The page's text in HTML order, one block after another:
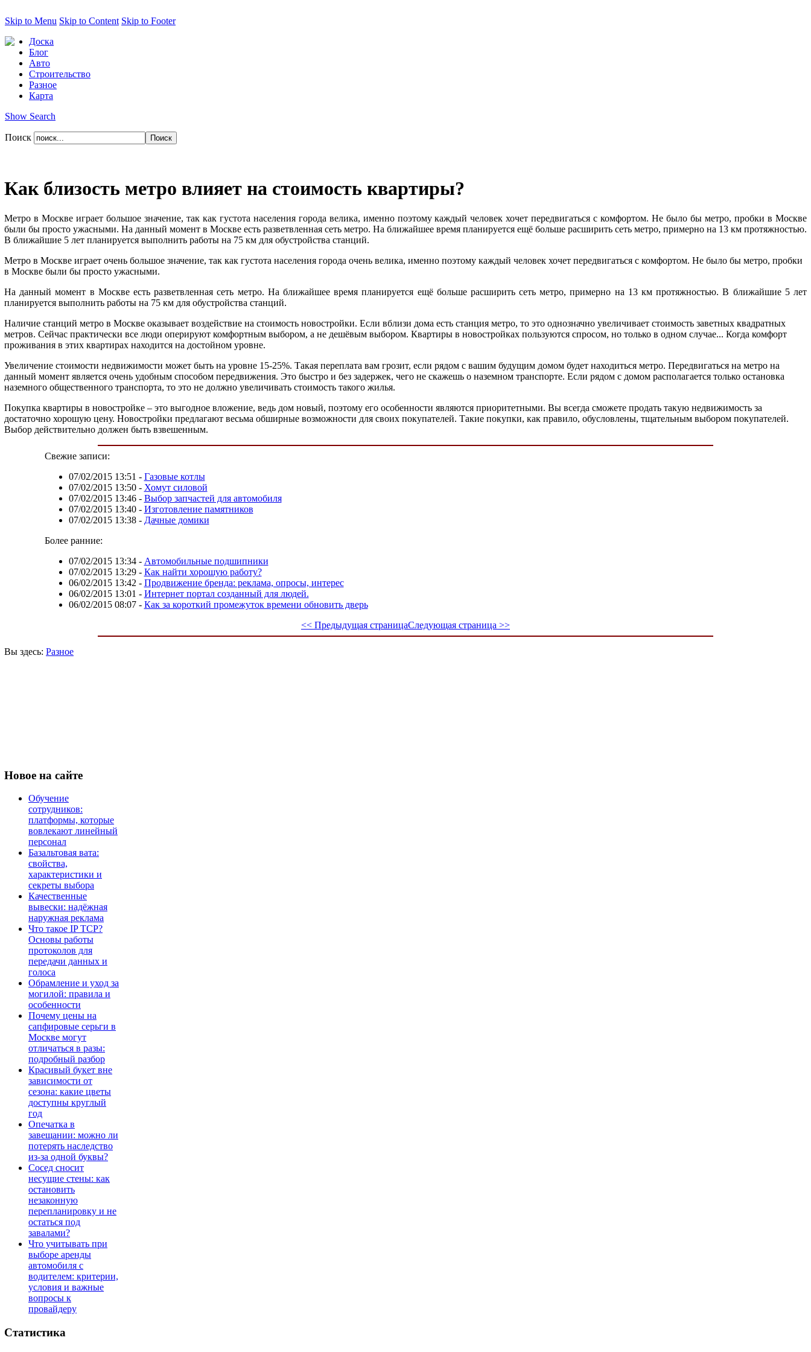
Skip to Menu Skip to Content Skip to Footer
Доска
Блог
Авто
Строительство
Разное
Карта
Show Search
Поиск
Как близость метро влияет на стоимость квартиры?
Метро в Москве играет большое значение, так как густота населения города велика, именно поэтому каждый человек хочет передвигаться с комфортом. Не было бы метро, пробки в Москве
были бы просто ужасными. На данный момент в Москве есть разветвленная сеть метро. На ближайшее время планируется ещё больше расширить сеть метро, примерно на 13 км протяжностью.
В ближайшие 5 лет планируется выполнить работы на 75 км для обустройства станций.
Метро в Москве играет очень большое значение, так как густота населения города очень велика, именно поэтому каждый человек хочет передвигаться с комфортом. Не было бы метро, пробки
в Москве были бы просто ужасными.
На данный момент в Москве есть разветвленная сеть метро. На ближайшее время планируется ещё больше расширить сеть метро, примерно на 13 км протяжностью. В ближайшие 5 лет
планируется выполнить работы на 75 км для обустройства станций.
Наличие станций метро в Москве оказывает воздействие на стоимость новостройки. Если вблизи дома есть станция метро, то это однозначно увеличивает стоимость заветных квадратных
метров. Сейчас практически все люди оперируют комфортным выбором, а не дешёвым выбором. Квартиры в новостройках пользуются спросом, но только в одном случае... Когда комфорт
проживания в этих квартирах находится на достойном уровне.
Увеличение стоимости недвижимости может быть на уровне 15-25%. Такая переплата вам грозит, если рядом с вашим будущим домом будет находиться метро. Передвигаться на метро на
данный момент является очень удобным способом передвижения. Это быстро и без задержек, чего не скажешь о наземном транспорте. Если рядом с домом располагается только остановка
наземного общественного транспорта, то это не должно увеличивать стоимость такого жилья.
Покупка квартиры в новостройке – это выгодное вложение, ведь дом новый, поэтому его особенности являются приоритетными. Вы всегда сможете продать такую недвижимость за
достаточно хорошую цену. Новостройки предлагают весьма обширные возможности для своих покупателей. Такие покупки, как правило, обусловлены, тщательным выбором покупателей.
Выбор действительно должен быть взвешенным.
Свежие записи:
07/02/2015 13:51 - Газовые котлы
07/02/2015 13:50- Хомут силовой
07/02/2015 13:46- Выбор запчастей для автомобиля
07/02/2015 13:40- Изготовление памятников
07/02/2015 13:38- Дачные домики
Более ранние:
07/02/2015 13:34- Автомобильные подшипники
07/02/2015 13:29- Как найти хорошую работу?
06/02/2015 13:42 - Продвижение бренда: реклама, опросы, интерес
06/02/2015 13:01 - Интернет портал созданный для людей.
06/02/2015 08:07- Как за короткий промежуток времени обновить дверь
<< Предыдущая страницаСледующая страница >>
Вы здесь: Разное
Новое на сайте
Обучение
сотрудников:
платформы, которые
вовлекают линейный
персонал
Базальтовая вата:
свойства,
характеристики и
секреты выбора
Качественные
вывески: надёжная
наружная реклама
Что такое IP TCP?
Основы работы
протоколов для
передачи данных и
голоса
Обрамление и уход за
могилой: правила и
особенности
Почему цены на
сапфировые серьги в
Москве могут
отличаться в разы:
подробный разбор
Красивый букет вне
зависимости от
сезона: какие цветы
доступны круглый
год
Опечатка в
завещании: можно ли
потерять наследство
из-за одной буквы?
Сосед сносит
несущие стены: как
остановить
незаконную
перепланировку и не
остаться под
завалами?
Что учитывать при
выборе аренды
автомобиля с
водителем: критерии,
условия и важные
вопросы к
провайдеру
Статистика